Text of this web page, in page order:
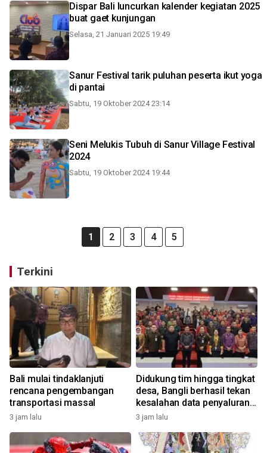
Dispar Bali luncurkan kalender kegiatan 2025
buat gaet kunjungan
Selasa, 21 Januari 2025 19:49
Sanur Festival tarik puluhan peserta ikut yoga
di pantai
Sabtu, 19 Oktober 2024 23:14
Seni Melukis Tubuh di Sanur Village Festival
2024
Sabtu, 19 Oktober 2024 19:44
1 2 3 4 5
Terkini
Bali mulai tindaklanjuti
rencana pengembangan
transportasi massal
3 jam lalu
Didukung tim hingga tingkat
desa, Bangli berhasil tekan
kesalahan data penyaluran
bansos
3 jam lalu